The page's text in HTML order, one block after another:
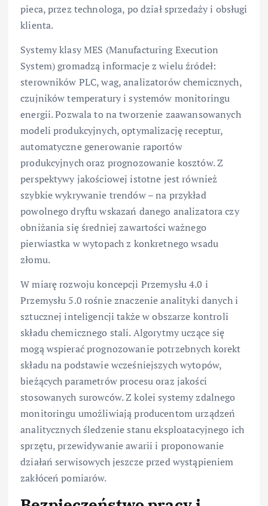
pieca, przez technologa, po dział sprzedaży i obsługi
klienta.
Systemy klasy MES (Manufacturing Execution
System) gromadzą informacje z wielu źródeł:
sterowników PLC, wag, analizatorów chemicznych,
czujników temperatury i systemów monitoringu
energii. Pozwala to na tworzenie zaawansowanych
modeli produkcyjnych, optymalizację receptur,
automatyczne generowanie raportów
produkcyjnych oraz prognozowanie kosztów. Z
perspektywy jakościowej istotne jest również
szybkie wykrywanie trendów – na przykład
powolnego dryftu wskazań danego analizatora czy
obniżania się średniej zawartości ważnego
pierwiastka w wytopach z konkretnego wsadu
złomu.
W miarę rozwoju koncepcji Przemysłu 4.0 i
Przemysłu 5.0 rośnie znaczenie analityki danych i
sztucznej inteligencji także w obszarze kontroli
składu chemicznego stali. Algorytmy uczące się
mogą wspierać prognozowanie potrzebnych korekt
składu na podstawie wcześniejszych wytopów,
bieżących parametrów procesu oraz jakości
stosowanych surowców. Z kolei systemy zdalnego
monitoringu umożliwiają producentom urządzeń
analitycznych śledzenie stanu eksploatacyjnego ich
sprzętu, przewidywanie awarii i proponowanie
działań serwisowych jeszcze przed wystąpieniem
zakłóceń pomiarów.